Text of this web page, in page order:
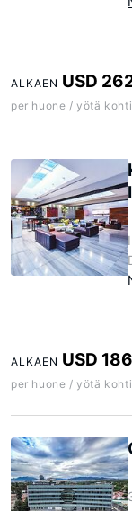
ALKAEN USD
per huone / yötä kohti
ALKAEN USD 186
per huone / yötä kohti